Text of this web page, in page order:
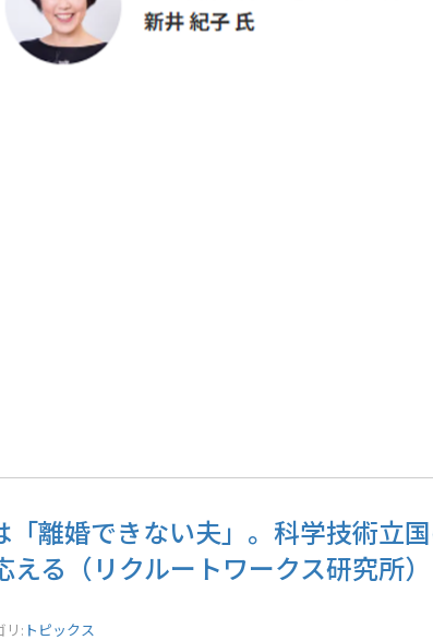
「離婚できない夫」。科学技術立
る（リクルートワークス研究所）
リ: トピックス